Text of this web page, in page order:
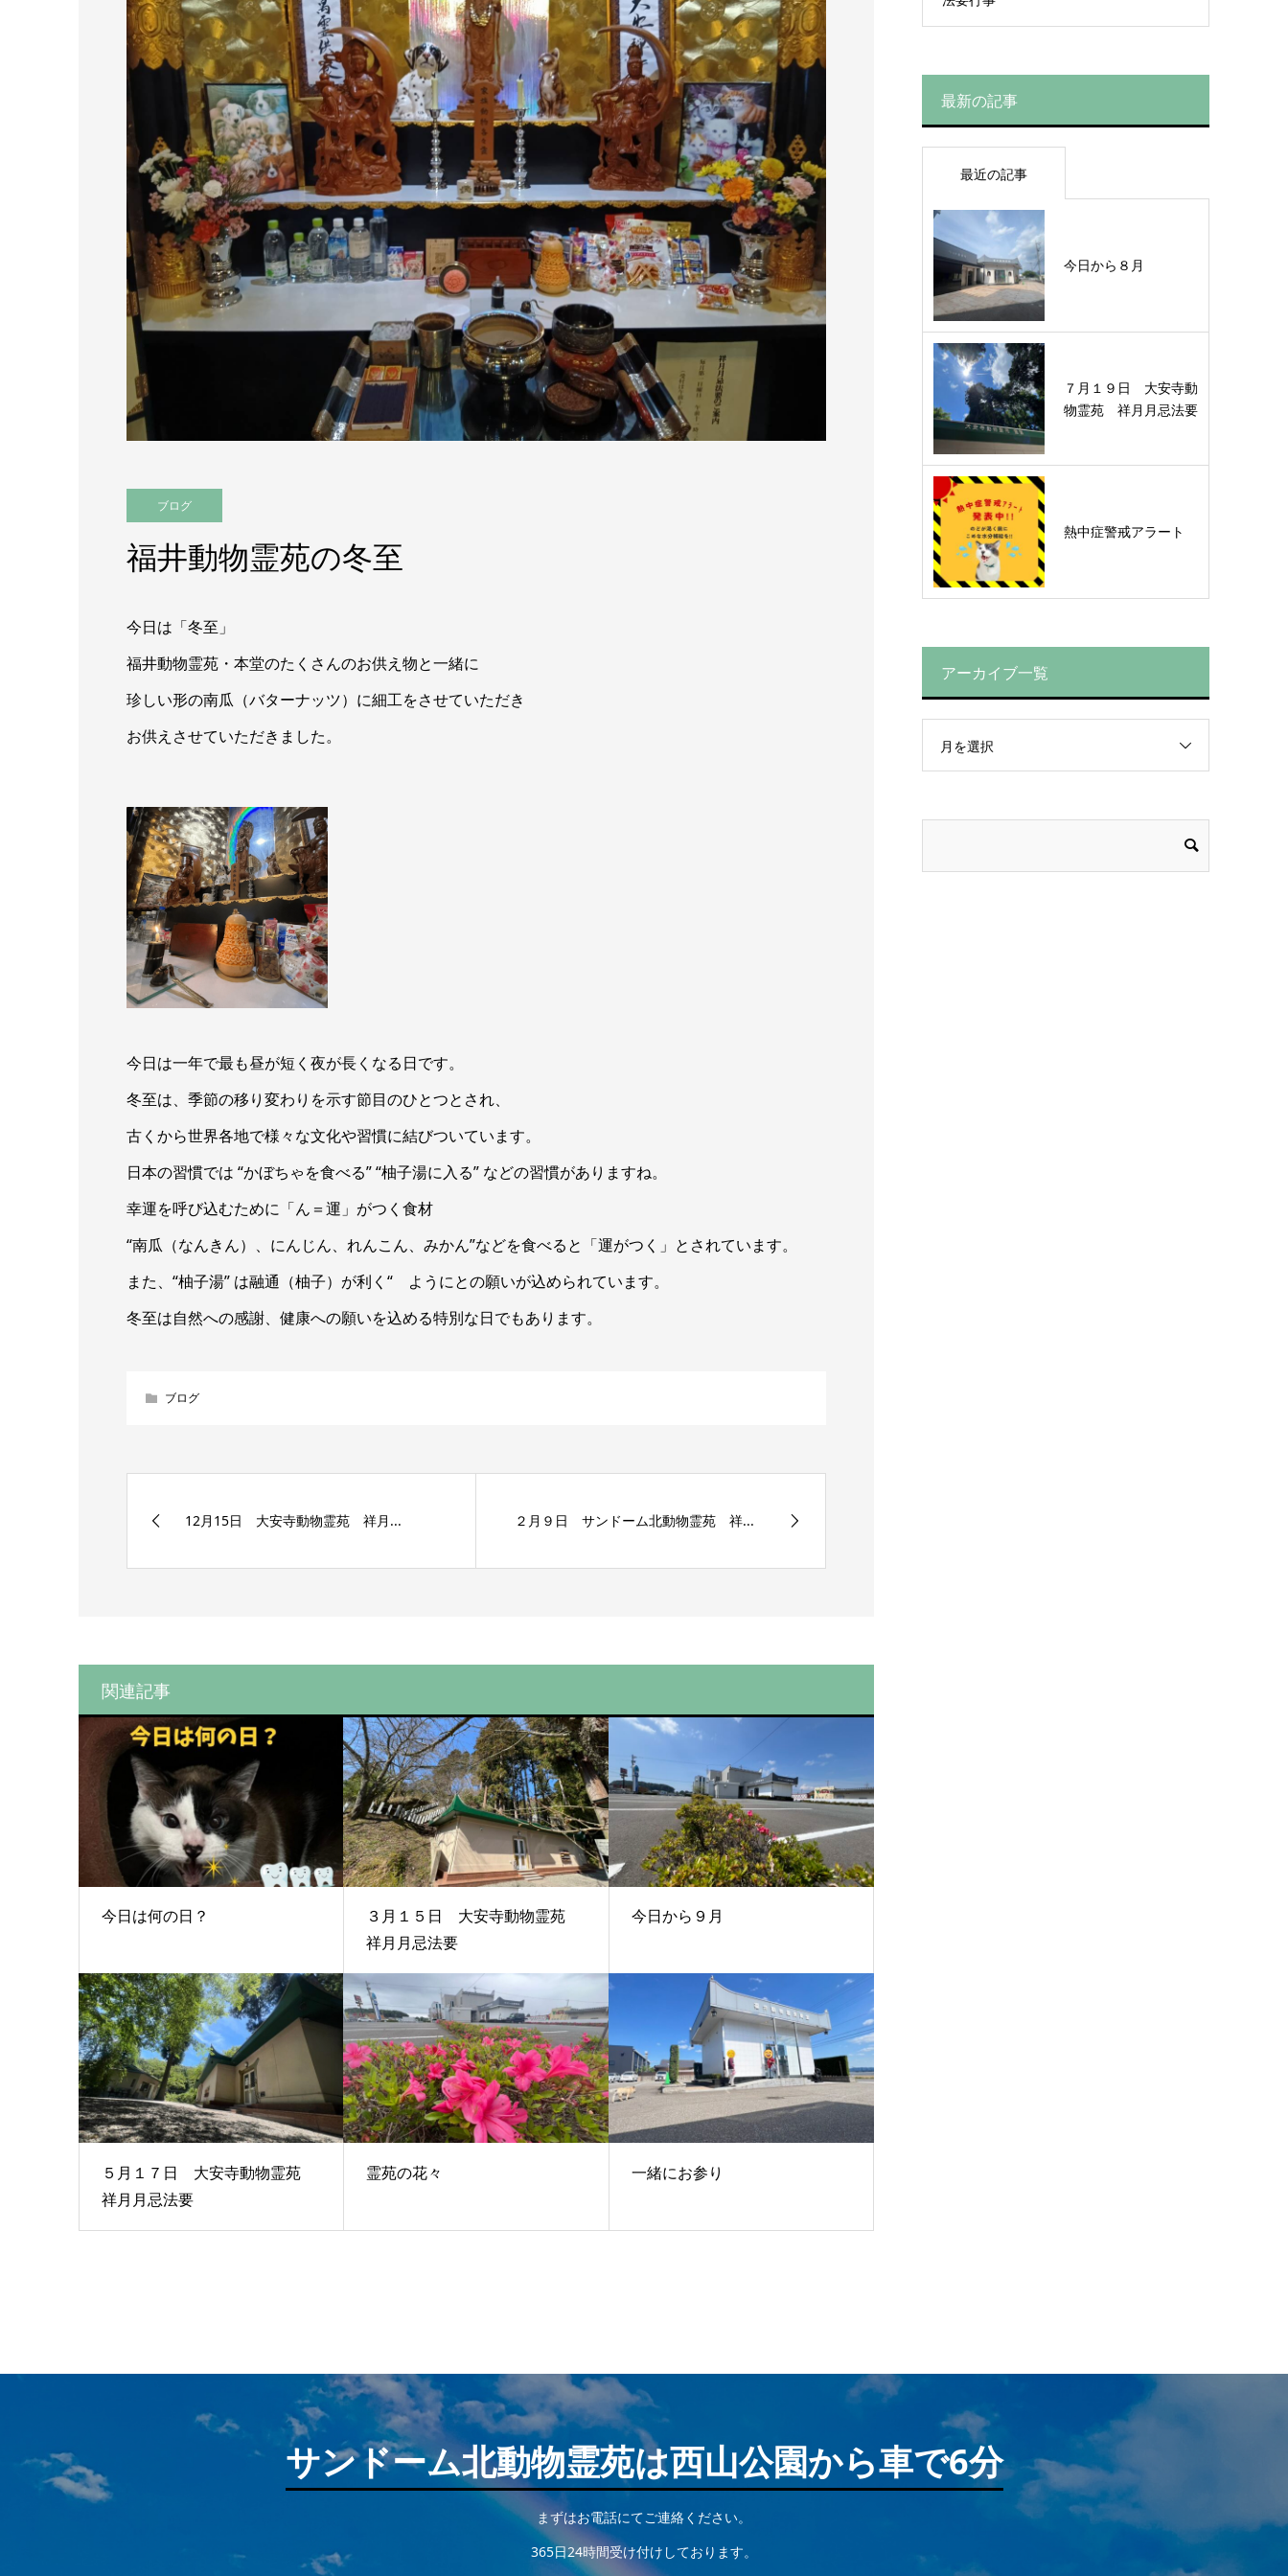
ブログ
福井動物霊苑の冬至
今日は「冬至」
福井動物霊苑・本堂のたくさんのお供え物と一緒に
珍しい形の南瓜（バターナッツ）に細工をさせていただき
お供えさせていただきました。
今日は一年で最も昼が短く夜が長くなる日です。
冬至は、季節の移り変わりを示す節目のひとつとされ、
古くから世界各地で様々な文化や習慣に結びついています。
日本の習慣では “かぼちゃを食べる” “柚子湯に入る” などの習慣がありますね。
幸運を呼び込むために「ん＝運」がつく食材
“南瓜（なんきん）、にんじん、れんこん、みかん”などを食べると「運がつく」とされています。
また、“柚子湯” は融通（柚子）が利く“ ようにとの願いが込められています。
冬至は自然への感謝、健康への願いを込める特別な日でもあります。
ブログ
12月15日 大安寺動物霊苑 祥月... ２月９日 サンドーム北動物霊苑 祥...
関連記事
今日は何の日？
３月１５日 大安寺動物霊苑
祥月月忌法要
今日から９月
５月１７日 大安寺動物霊苑
祥月月忌法要
霊苑の花々 一緒にお参り
最新の記事
最近の記事
今日から８月
７月１９日 大安寺動
物霊苑 祥月月忌法要
熱中症警戒アラート
アーカイブ一覧
月を選択
サンドーム北動物霊苑は西山公園から車で6分
まずはお電話にてご連絡ください。
365日24時間受け付けしております。